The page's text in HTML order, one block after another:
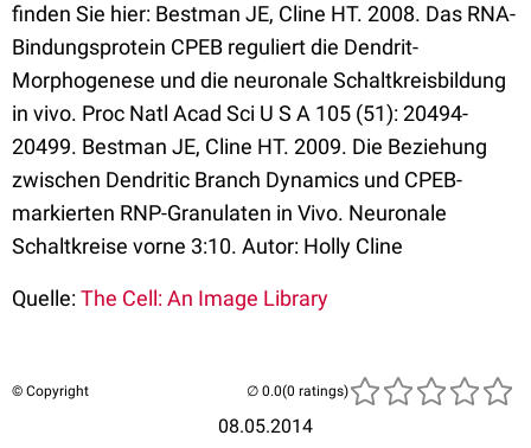
finden Sie hier: Bestman JE, Cline HT. 2008. Das RNA-
Bindungsprotein CPEB reguliert die Dendrit-
Morphogenese und die neuronale Schaltkreisbildung
in vivo. Proc Natl Acad Sci U S A 105 (51): 20494-
20499. Bestman JE, Cline HT. 2009. Die Beziehung
zwischen Dendritic Branch Dynamics und CPEB-
markierten RNP-Granulaten in Vivo. Neuronale
Schaltkreise vorne 3:10. Autor: Holly Cline
Quelle:The Cell: An Image Library
© Copyright
08.05.2014
(0 ratings)